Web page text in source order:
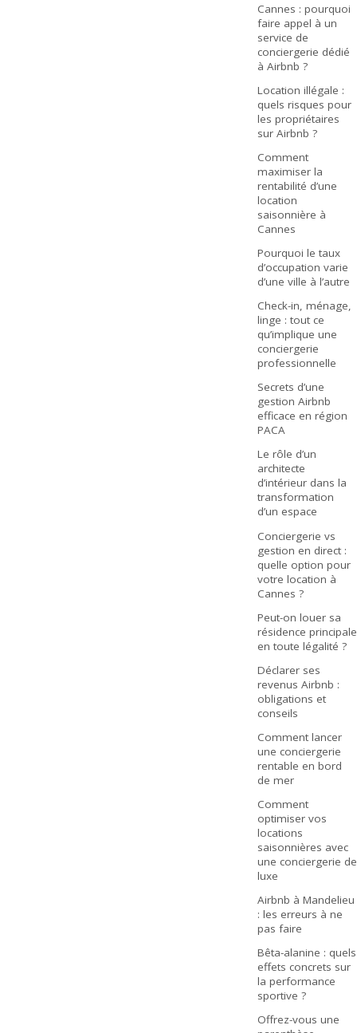
Cannes : pourquoi
faire appel à un
service de
conciergerie dédié
à Airbnb ?
Location illégale :
quels risques pour
les propriétaires
sur Airbnb ?
Comment
maximiser la
rentabilité d’une
location
saisonnière à
Cannes
Pourquoi le taux
d’occupation varie
d’une ville à l’autre
Check-in, ménage,
linge : tout ce
qu’implique une
conciergerie
professionnelle
Secrets d’une
gestion Airbnb
efficace en région
PACA
Le rôle d’un
architecte
d’intérieur dans la
transformation
d’un espace
Conciergerie vs
gestion en direct :
quelle option pour
votre location à
Cannes ?
Peut-on louer sa
résidence principale
en toute légalité ?
Déclarer ses
revenus Airbnb :
obligations et
conseils
Comment lancer
une conciergerie
rentable en bord
de mer
Comment
optimiser vos
locations
saisonnières avec
une conciergerie de
luxe
Airbnb à Mandelieu
: les erreurs à ne
pas faire
Bêta-alanine : quels
effets concrets sur
la performance
sportive ?
Offrez-vous une